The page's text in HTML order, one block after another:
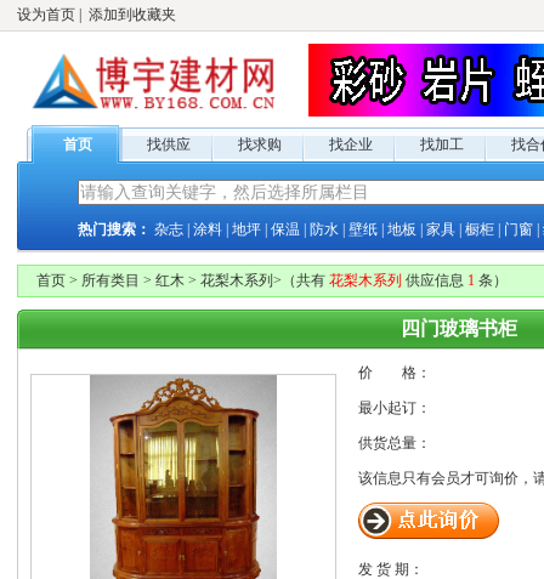
设为首页 添加到收藏夹
首页 找供应 找求购 找企业 找加工 找合
热门搜索： 杂志 涂料 地坪 保温 防水 壁纸 地板 家具 橱柜 门窗
首页 > 所有类目 > 红木 > 花梨木系列 > （共有 花梨木系列 供应信息 1 条）
四门玻璃书柜
价 格：
最小起订：
供货总量：
该信息只有会员才可询价，
发 货 期：